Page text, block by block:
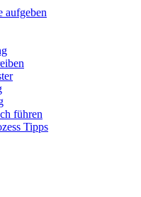
aufgeben
führen
Tipps